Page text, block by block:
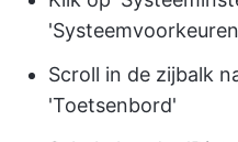
Scroll in de zijbalk
'Toetsenbord'